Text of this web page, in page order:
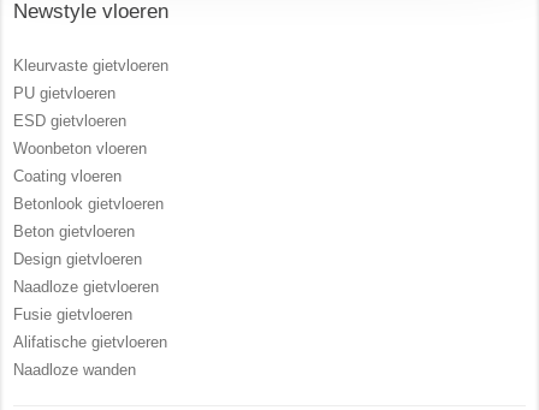
Newstyle vloeren
Kleurvaste gietvloeren
PU gietvloeren
ESD gietvloeren
Woonbeton vloeren
Coating vloeren
Betonlook gietvloeren
Beton gietvloeren
Design gietvloeren
Naadloze gietvloeren
Fusie gietvloeren
Alifatische gietvloeren
Naadloze wanden